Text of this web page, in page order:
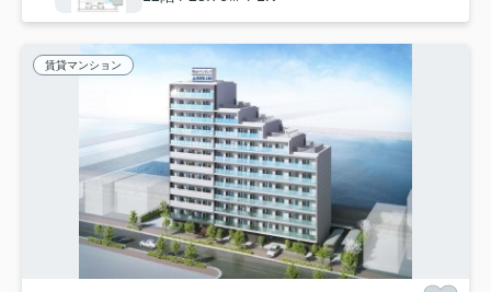
賃貸マンション